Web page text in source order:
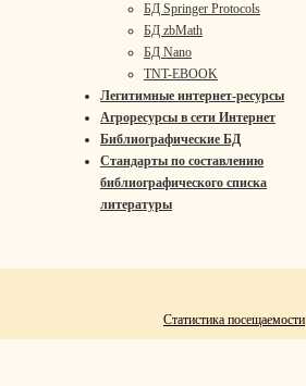
БД Springer Protocols
БД zbMath
БД Nano
TNT-EBOOK
Легитимные интернет-ресурсы
Агроресурсы в сети Интернет
Библиографические БД
Стандарты по составлению
библиографического списка
литературы
Статистика посещаемости